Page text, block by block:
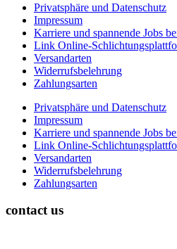
Privatsphäre und Datenschutz
Impressum
Karriere und spannende Jobs
Link Online-
Versandarten
Widerrufsbelehrung
Zahlungsarten
Privatsphäre und Datenschutz
Impressum
Karriere und spannende Jobs
Link Online-
Versandarten
Widerrufsbelehrung
Zahlungsarten
contact us